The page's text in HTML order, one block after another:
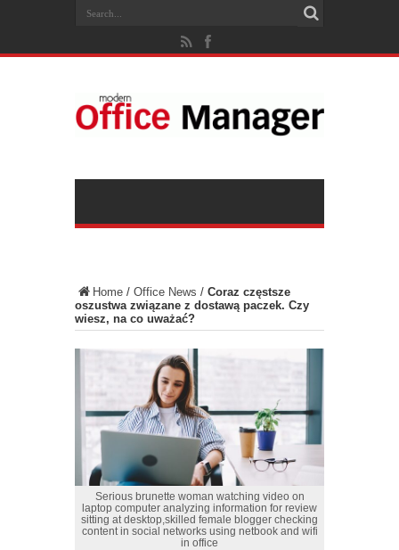
Home / Office News / Coraz częstsze
oszustwa związane z dostawą paczek. Czy
wiesz, na co uważać?
Serious brunette woman watching video on
laptop computer analyzing information for review
sitting at desktop,skilled female blogger checking
content in social networks using netbook and wifi
in office